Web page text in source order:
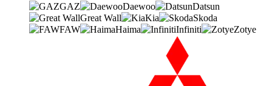
GAZ Daewoo
Datsun
Great Wall
Kia
Skoda
FAW
Haima Infiniti Zotye